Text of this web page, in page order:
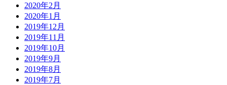
2020年2月
2020年1月
2019年12月
2019年11月
2019年10月
2019年9月
2019年8月
2019年7月